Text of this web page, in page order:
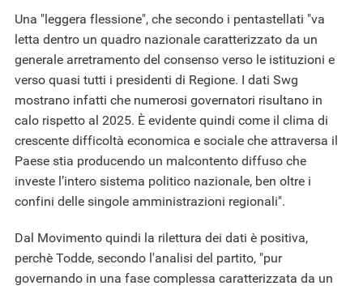
Una "leggera flessione", che secondo i pentastellati "va
letta dentro un quadro nazionale caratterizzato da un
generale arretramento del consenso verso le istituzioni e
verso quasi tutti i presidenti di Regione. I dati Swg
mostrano infatti che numerosi governatori risultano in
calo rispetto al 2025. È evidente quindi come il clima di
crescente difficoltà economica e sociale che attraversa il
Paese stia producendo un malcontento diffuso che
investe l’intero sistema politico nazionale, ben oltre i
confini delle singole amministrazioni regionali".
Dal Movimento quindi la rilettura dei dati è positiva,
perchè Todde, secondo l'analisi del partito, "pur
governando in una fase complessa caratterizzata da un